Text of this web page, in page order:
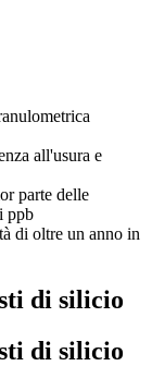
all'usura e
parte delle
ppb
di oltre un anno in
di silicio
di silicio